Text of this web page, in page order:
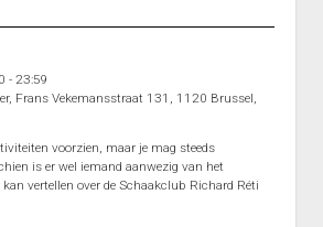
- 23:59
Frans Vekemansstraat 131, 1120 Brussel,
voorzien, maar je mag steeds
is er wel iemand aanwezig van het
vertellen over de Schaakclub Richard Réti